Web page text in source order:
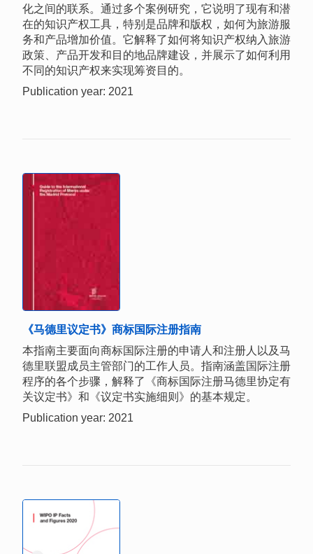
化之间的联系。通过多个案例研究，它说明了现有和潜
在的知识产权工具，特别是品牌和版权，如何为旅游服
务和产品增加价值。它解释了如何将知识产权纳入旅游
政策、产品开发和目的地品牌建设，并展示了如何利用
不同的知识产权来实现筹资目的。
Publication year: 2021
《马德里议定书》商标国际注册指南
本指南主要面向商标国际注册的申请人和注册人以及马
德里联盟成员主管部门的工作人员。指南涵盖国际注册
程序的各个步骤，解释了《商标国际注册马德里协定有
关议定书》和《议定书实施细则》的基本规定。
Publication year: 2021